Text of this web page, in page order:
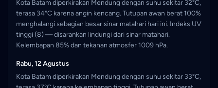
Kota Batam diperkirakan Mendung dengan suhu sekitar 32°C,
terasa 34°C karena angin kencang. Tutupan awan berat 100%
menghalangi sebagian besar sinar matahari hari ini. Indeks UV
tinggi (8) — disarankan lindungi dari sinar matahari.
Kelembapan 85% dan tekanan atmosfer 1009 hPa.
Rabu, 12 Agustus
Kota Batam diperkirakan Mendung dengan suhu sekitar 33°C,